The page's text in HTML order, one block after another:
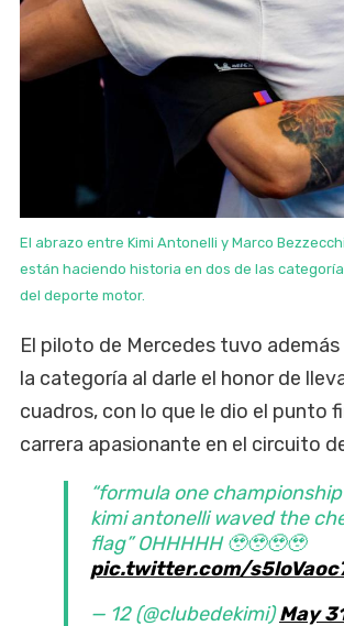
El abrazo entre Kimi Antonelli y Marco
están haciendo historia en dos de las
del deporte motor.
El piloto de Mercedes tuvo además
la categoría al darle el honor de
cuadros, con lo que le dio el punto
carrera apasionante en el circuito
“formula one
kimi antonelli waved the
flag” OHHHHH 🥹🥹🥹🥹
pic.twitter.com/
— 12 (@clubedekimi)May